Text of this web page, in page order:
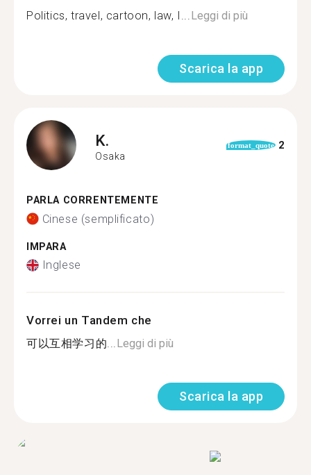
Politics, travel, cartoon, law, I...Leggi di più
Scarica la app
K.
Osaka
format_quote 2
PARLA CORRENTEMENTE
Cinese (semplificato)
IMPARA
Inglese
Vorrei un Tandem che
可以互相学习的...Leggi di più
Scarica la app